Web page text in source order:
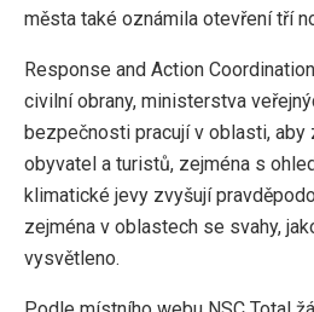
města také oznámila otevření tří
Response and Action
civilní obrany, ministerstva
bezpečnosti pracují v oblasti,
obyvatel a turistů, zejména s
klimatické jevy zvyšují
zejména v oblastech se svahy,
vysvětleno.